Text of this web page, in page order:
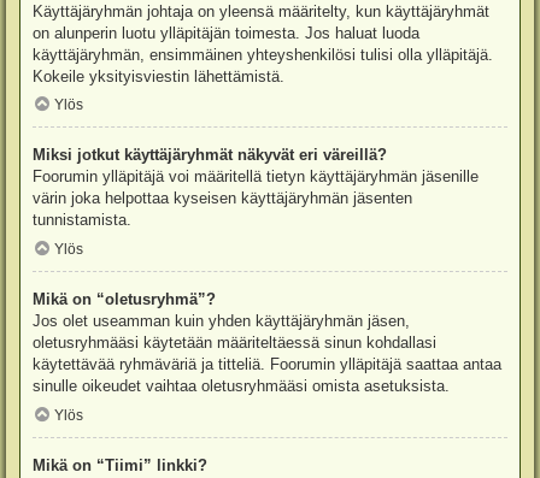
Käyttäjäryhmän johtaja on yleensä määritelty, kun käyttäjäryhmät
on alunperin luotu ylläpitäjän toimesta. Jos haluat luoda
käyttäjäryhmän, ensimmäinen yhteyshenkilösi tulisi olla ylläpitäjä.
Kokeile yksityisviestin lähettämistä.
Ylös
Miksi jotkut käyttäjäryhmät näkyvät eri väreillä?
Foorumin ylläpitäjä voi määritellä tietyn käyttäjäryhmän jäsenille
värin joka helpottaa kyseisen käyttäjäryhmän jäsenten
tunnistamista.
Ylös
Mikä on “oletusryhmä”?
Jos olet useamman kuin yhden käyttäjäryhmän jäsen,
oletusryhmääsi käytetään määriteltäessä sinun kohdallasi
käytettävää ryhmäväriä ja titteliä. Foorumin ylläpitäjä saattaa antaa
sinulle oikeudet vaihtaa oletusryhmääsi omista asetuksista.
Ylös
Mikä on “Tiimi” linkki?